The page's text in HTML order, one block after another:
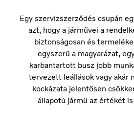
Egy szervizszerződés csupán
azt, hogy a járművei a
biztonságosan és
egyszerű a magyarázat,
karbantartott busz jobb
tervezett leállások vagy akár
kockázata jelentősen
állapotú jármű az értékét